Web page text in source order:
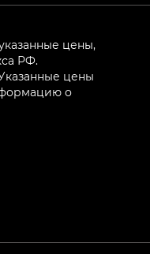
цены,
РФ.
цены
о